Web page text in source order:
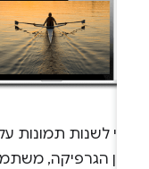
לשנות תמונות על
הגרפיקה,